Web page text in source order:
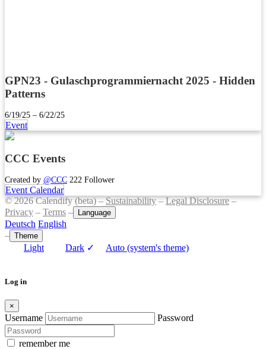
GPN23 - Gulaschprogrammiernacht 2025 - Hidden
Patterns
6/19/25 – 6/22/25
Event
CCC Events
Created by @CCC 222 Follower
Event Calendar
© 2026 Calendify (beta) –Sustainability–Legal Disclosure–
Privacy – Terms – Language
Deutsch English
– Theme
Light Dark ✓ Auto (system's theme)
Log in
×
Username Password
remember me